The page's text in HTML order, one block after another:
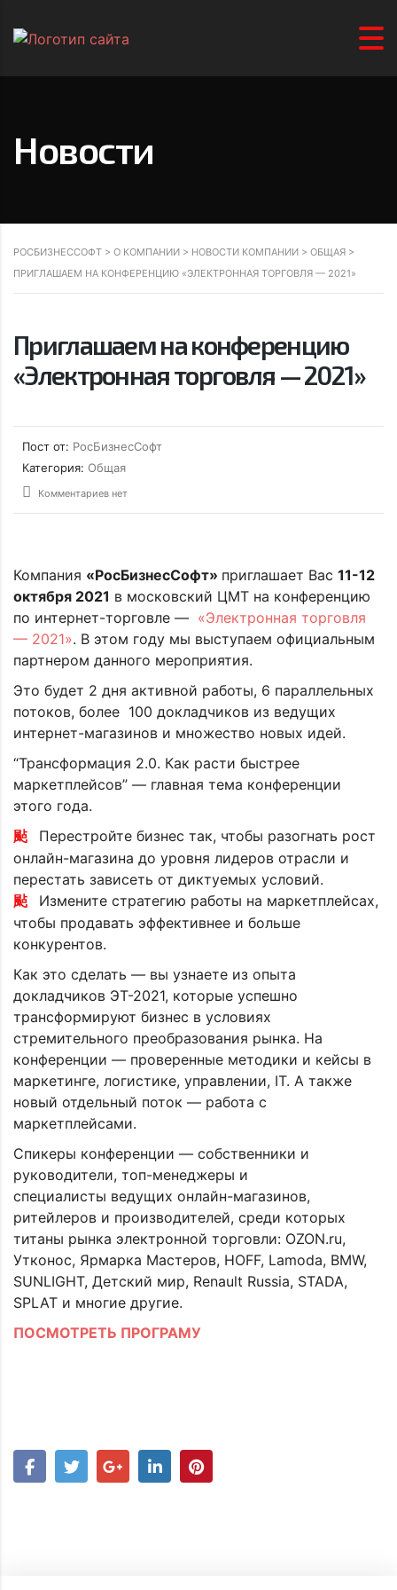
Новости
РОСБИЗНЕССОФТ > О КОМПАНИИ > НОВОСТИ КОМПАНИИ > ОБЩАЯ >
ПРИГЛАШАЕМ НА КОНФЕРЕНЦИЮ «ЭЛЕКТРОННАЯ ТОРГОВЛЯ — 2021»
Приглашаем на конференцию
«Электронная торговля — 2021»
Пост от: РосБизнесСофт
Категория: Общая
Комментариев нет
Компания «РосБизнесСофт» приглашает Вас 11-12
октября 2021 в московский ЦМТ на конференцию
по интернет-торговле — «Электронная торговля
— 2021». В этом году мы выступаем официальным
партнером данного мероприятия.
Это будет 2 дня активной работы, 6 параллельных
потоков, более 100 докладчиков из ведущих
интернет-магазинов и множество новых идей.
“Трансформация 2.0. Как расти быстрее
маркетплейсов” — главная тема конференции
этого года.
Перестройте бизнес так, чтобы разогнать рост
онлайн-магазина до уровня лидеров отрасли и
перестать зависеть от диктуемых условий.
Измените стратегию работы на маркетплейсах,
чтобы продавать эффективнее и больше
конкурентов.
Как это сделать — вы узнаете из опыта
докладчиков ЭТ-2021, которые успешно
трансформируют бизнес в условиях
стремительного преобразования рынка. На
конференции — проверенные методики и кейсы в
маркетинге, логистике, управлении, IT. А также
новый отдельный поток — работа с
маркетплейсами.
Спикеры конференции — собственники и
руководители, топ-менеджеры и
специалисты ведущих онлайн-магазинов,
ритейлеров и производителей, среди которых
титаны рынка электронной торговли: OZON.ru,
Утконос, Ярмарка Мастеров, HOFF, Lamoda, BMW,
SUNLIGHT, Детский мир, Renault Russia, STADA,
SPLAT и многие другие.
ПОСМОТРЕТЬ ПРОГРАМУ